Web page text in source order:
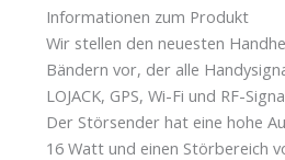
Informationen zum Produkt
Wir stellen den neuesten
Bändern vor, der alle
LOJACK, GPS, Wi-Fi und RF-
Der Störsender hat eine hohe
16 Watt und einen Störbereich